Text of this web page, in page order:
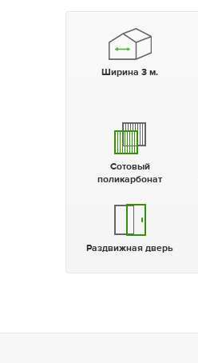
Ширина 3 м.
Сотовый
поликарбонат
Раздвижная дверь